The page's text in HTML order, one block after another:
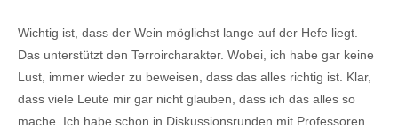
Wichtig ist, dass der Wein möglichst lange auf der Hefe liegt.
Das unterstützt den Terroircharakter. Wobei, ich habe gar keine
Lust, immer wieder zu beweisen, dass das alles richtig ist. Klar,
dass viele Leute mir gar nicht glauben, dass ich das alles so
mache. Ich habe schon in Diskussionsrunden mit Professoren